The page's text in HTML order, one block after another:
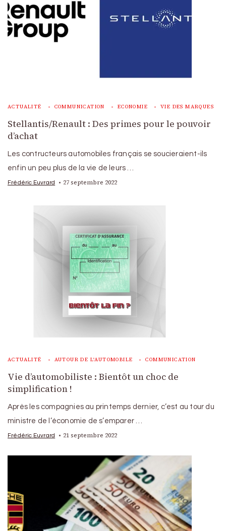
ACTUALITÉ COMMUNICATION ECONOMIE VIE DES MARQUES
Stellantis/Renault : Des primes pour le pouvoir
d’achat
Les contructeurs automobiles français se soucieraient-ils
enfin un peu plus de la vie de leurs …
Frédéric Euvrard 27 septembre 2022
ACTUALITÉ AUTOUR DE L'AUTOMOBILE COMMUNICATION
Vie d’automobiliste : Bientôt un choc de
simplification !
Après les compagnies au printemps dernier, c’est au tour du
ministre de l’économie de s’emparer …
Frédéric Euvrard 21 septembre 2022